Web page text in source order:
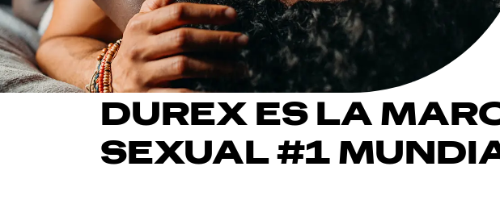
DUREX ES LA
SEXUAL #1